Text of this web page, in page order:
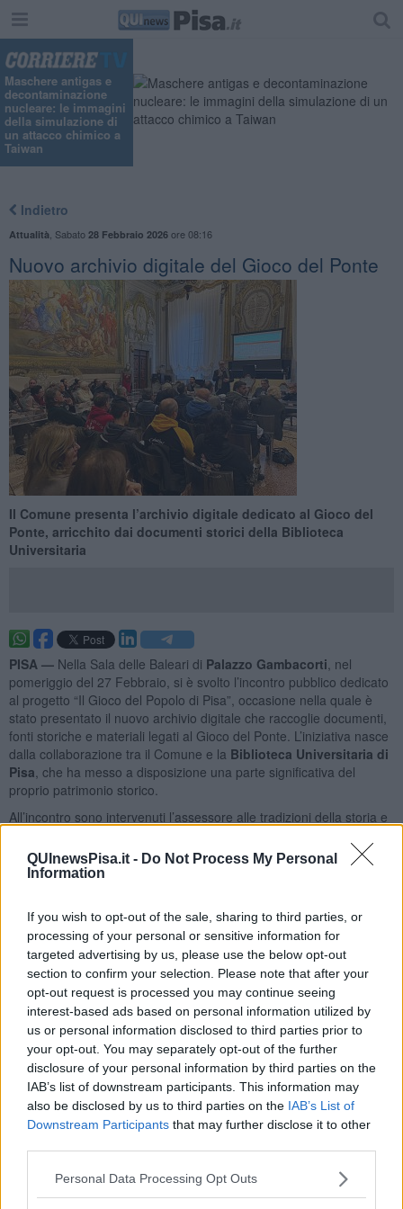
QUInewsPisa.it - Do Not Process My Personal
Information
If you wish to opt-out of the sale, sharing to third parties, or
processing of your personal or sensitive information for
targeted advertising by us, please use the below opt-out
section to confirm your selection. Please note that after your
opt-out request is processed you may continue seeing
interest-based ads based on personal information utilized by
us or personal information disclosed to third parties prior to
your opt-out. You may separately opt-out of the further
disclosure of your personal information by third parties on the
IAB’s list of downstream participants. This information may
also be disclosed by us to third parties on the IAB’s List of
Downstream Participants that may further disclose it to other
Personal Data Processing Opt Outs
Maschere antigas e
decontaminazione
nucleare: le immagini
della simulazione di
un attacco chimico a
Taiwan
Indietro
Attualità Sabato 28 Febbraio 2026ore 08:16
Nuovo archivio digitale del Gioco del Ponte
Il Comune presenta l’archivio digitale dedicato al Gioco del
Ponte, arricchito dai documenti storici della Biblioteca
Universitaria
PISA — Nella Sala delle Baleari di Palazzo Gambacorti , nel
pomeriggio del 27 Febbraio, si è svolto l’incontro pubblico dedicato
al progetto “Il Gioco del Popolo di Pisa”, occasione nella quale è
stato presentato il nuovo archivio digitale che raccoglie documenti,
fonti storiche e materiali legati al Gioco del Ponte. L’iniziativa nasce
dalla collaborazione tra il Comune e la Biblioteca Universitaria di
Pisa , che ha messo a disposizione una parte significativa del
proprio patrimonio storico.
All’incontro sono intervenuti l’assessore alle tradizioni della storia e
Rossi, autore del volume “Gioco e Città. Documenti e memorie per
la storia del Gioco del Ponte”, e Daniele Cianchi, direttore della
Zampieri”.
Bedini ha spiegato che il nuovo portale rappresenta un unico
ambiente digitale in cui confluiscono sia la collezione Zampieri,
custodita nella biblioteca SMS, sia il fondo Zampieri acquisito dalla
Biblioteca Universitaria. Il vicesindaco ha detto: “Abbiamo
presentato il nuovo portale che riunisce l'archivio delle fonti e dei
documenti, scritti e manoscritti, antichi, moderni e contemporanei
del Gioco del Ponte. Le due collezioni, grazie alla convenzione
firmata con la Biblioteca Universitaria, sono state entrambe
digitalizzate dall'Amministrazione Comunale con l’obiettivo di creare
questo nuovo archivio che è custodito nel portale, a disposizione di
tutti”. Bedini ha aggiunto che l’analisi dei materiali permette di
ricostruire la storia del Gioco dal XVI secolo fino al Novecento,